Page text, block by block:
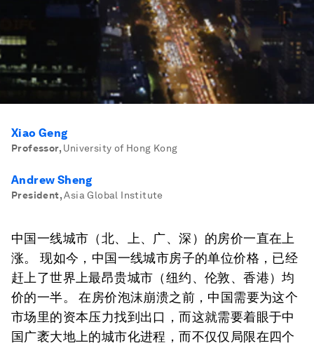
Xiao Geng
Professor, University of Hong Kong
Andrew Sheng
President, Asia Global Institute
中国一线城市（北、上、广、深）的房价一直在上
涨。 现如今，中国一线城市房子的单位价格，已经
赶上了世界上最昂贵城市（纽约、伦敦、香港）均
价的一半。 在房价泡沫崩溃之前，中国需要为这个
市场里的资本压力找到出口，而这就需要着眼于中
国广袤大地上的城市化进程，而不仅仅局限在四个